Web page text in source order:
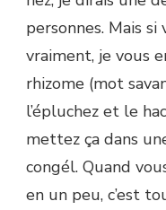
personnes. Mais
vraiment, je vous
rhizome (mot
l’épluchez et le
mettez ça dans
congél. Quand
en un peu, c’est